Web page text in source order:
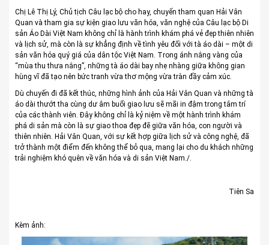
Chị Lê Thị Lý, Chủ tịch Câu lạc bộ cho hay, chuyến tham quan Hải Vân
Quan và tham gia sự kiện giao lưu văn hóa, văn nghệ của Câu lạc bộ Di
sản Áo Dài Việt Nam không chỉ là hành trình khám phá vẻ đẹp thiên nhiên
và lịch sử, mà còn là sự khẳng định về tình yêu đối với tà áo dài – một di
sản văn hóa quý giá của dân tộc Việt Nam. Trong ánh nắng vàng của
“mùa thu thưa nắng”, những tà áo dài bay nhẹ nhàng giữa không gian
hùng vĩ đã tạo nên bức tranh vừa thơ mộng vừa tràn đầy cảm xúc.
Dù chuyến đi đã kết thúc, những hình ảnh của Hải Vân Quan và những tà
áo dài thướt tha cùng dư âm buổi giao lưu sẽ mãi in đậm trong tâm trí
của các thành viên. Đây không chỉ là kỷ niệm về một hành trình khám
phá di sản mà còn là sự giao thoa đẹp đẽ giữa văn hóa, con người và
thiên nhiên. Hải Vân Quan, với sự kết hợp giữa lịch sử và công nghệ, đã
trở thành một điểm đến không thể bỏ qua, mang lại cho du khách những
trải nghiệm khó quên về văn hóa và di sản Việt Nam./.
Tiên Sa
Kèm ảnh: